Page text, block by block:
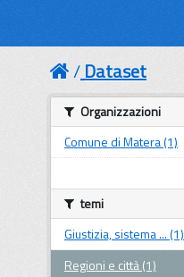
Dataset
Organizzazioni
Comune di Matera (1)
temi
Giustizia, sistema ... (1)
Regioni e città (1)